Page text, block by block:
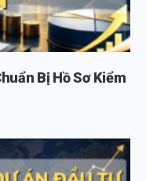
Bị Hồ Sơ Kiểm